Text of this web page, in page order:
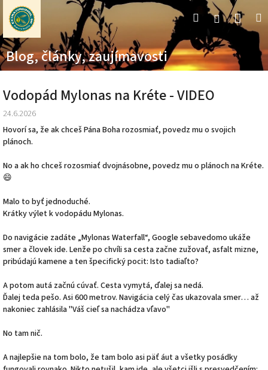
Prejsť
obsah
HľadaťPrihlásenie
Blog, články, zaujímavosti
Vodopád Mylonas na Kréte - VIDEO
24.6.2026
Hovorí sa, že ak chceš Pána Boha rozosmiať, povedz mu o svojich
plánoch.
No a ak ho chceš rozosmiať dvojnásobne, povedz mu o plánoch na Kréte.
😄
Malo to byť jednoduché.
Krátky výlet k vodopádu Mylonas.
Do navigácie zadáte „Mylonas Waterfall“, Google sebavedomo ukáže
smer a človek ide. Lenže po chvíli sa cesta začne zužovať, asfalt mizne,
pribúdajú kamene a ten špecifický pocit: Isto tadiaľto?
A potom autá začnú cúvať. Cesta vymytá, ďalej sa nedá.
Ďalej teda pešo. Asi 600 metrov. Navigácia celý čas ukazovala smer… až
nakoniec zahlásila "Váš cieľ sa nachádza vľavo"
No tam nič.
A najlepšie na tom bolo, že tam bolo asi päť áut a všetky posádky